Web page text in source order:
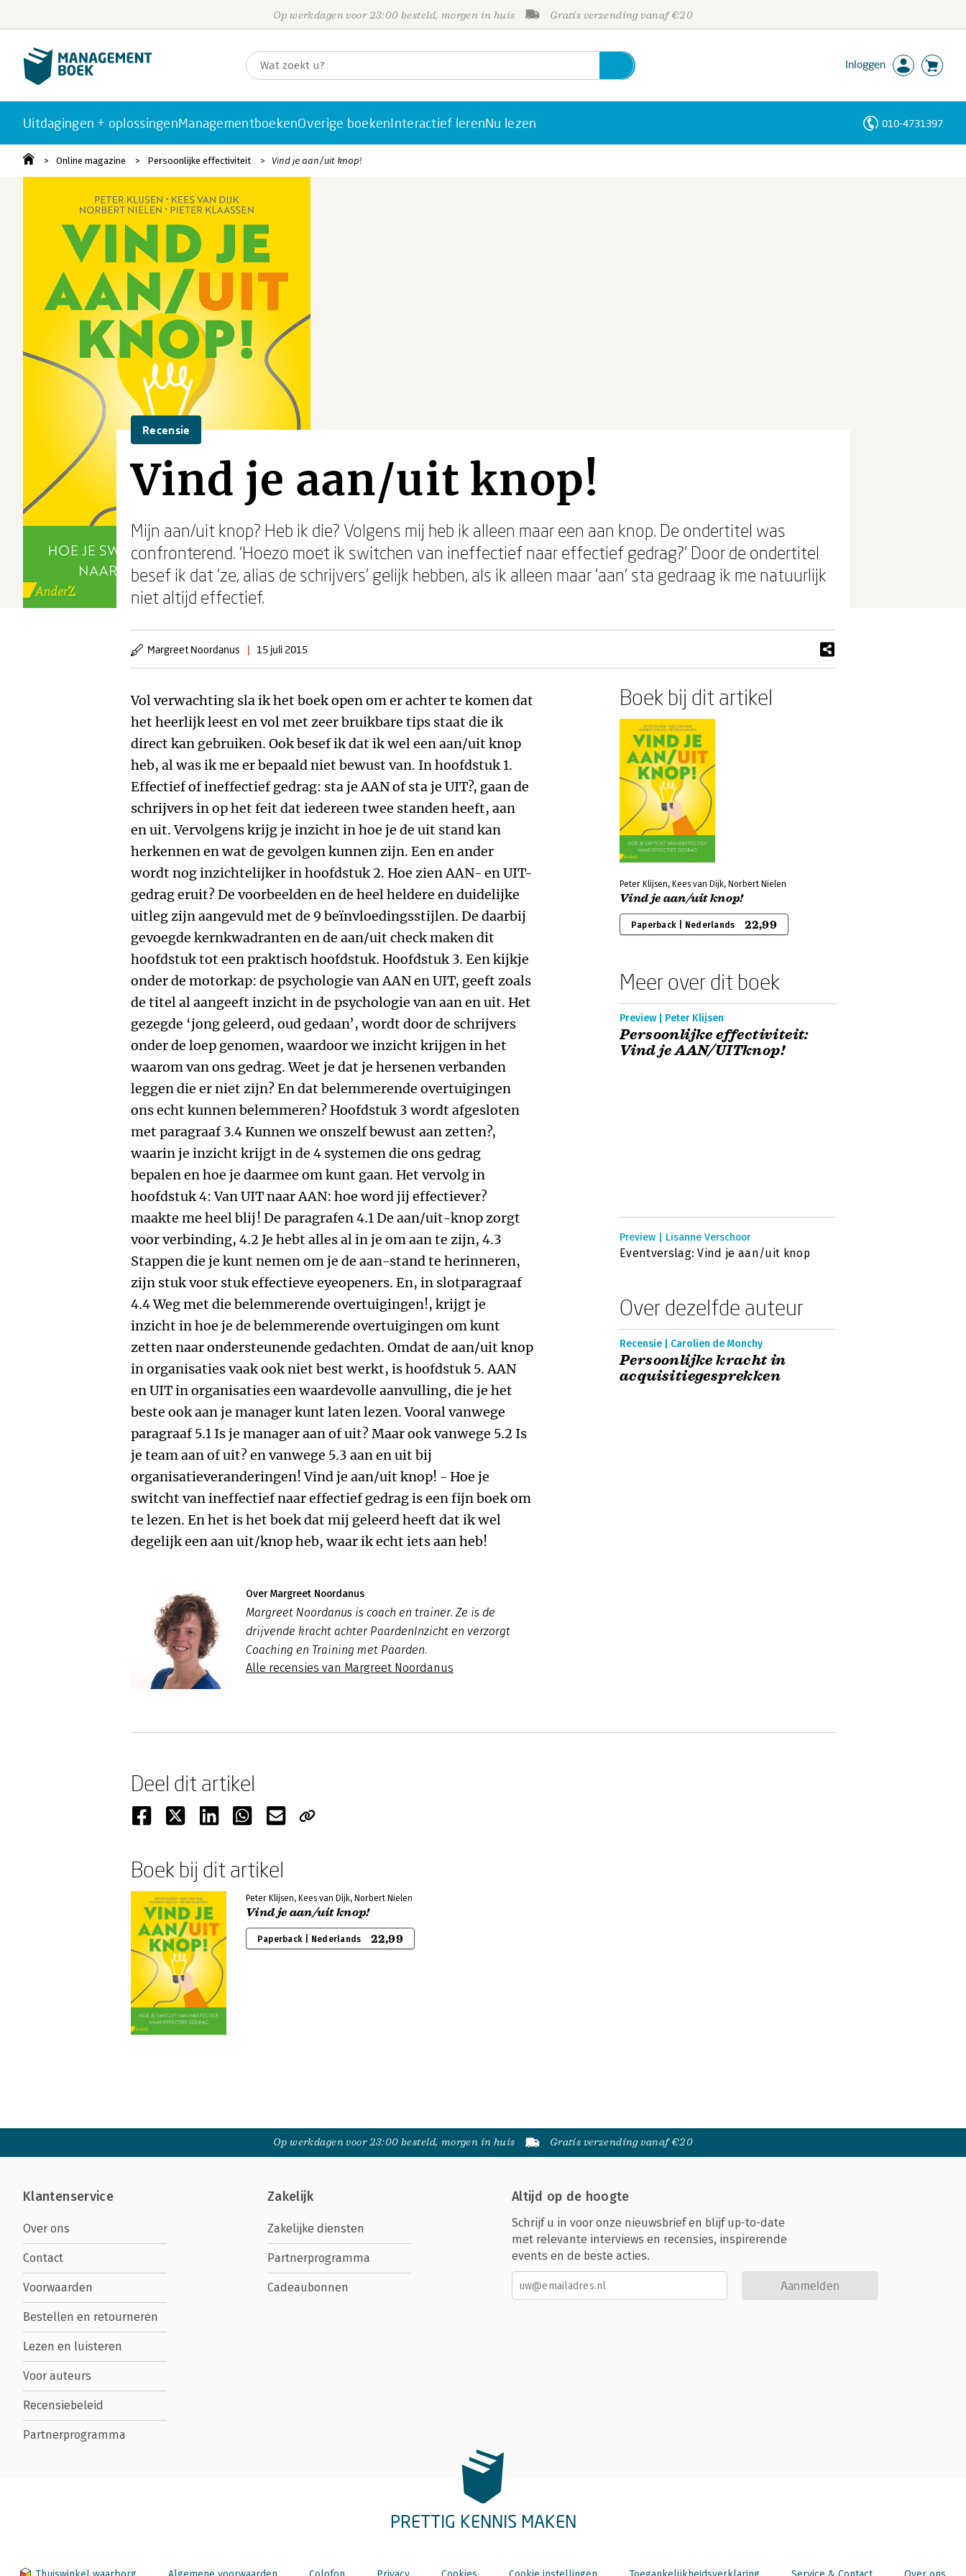
Op werkdagen voor 23:00 besteld, morgen in huis Gratis verzending vanaf €20
Inloggen
Uitdagingen + oplossingenManagementboekenOverige boekenInteractief lerenNu lezen 010-4731397
Online magazine Persoonlijke effectiviteit Vind je aan/uit knop!
Recensie
Vind je aan/uit knop!
Mijn aan/uit knop? Heb ik die? Volgens mij heb ik alleen maar een aan knop. De ondertitel was
confronterend. ‘Hoezo moet ik switchen van ineffectief naar effectief gedrag?’ Door de ondertitel
besef ik dat ‘ze, alias de schrijvers’ gelijk hebben, als ik alleen maar ‘aan’ sta gedraag ik me natuurlijk
niet altijd effectief.
Margreet Noordanus | 15 juli 2015
Vol verwachting sla ik het boek open om er achter te komen dat
het heerlijk leest en vol met zeer bruikbare tips staat die ik
direct kan gebruiken. Ook besef ik dat ik wel een aan/uit knop
heb, al was ik me er bepaald niet bewust van. In hoofdstuk 1.
Effectief of ineffectief gedrag: sta je AAN of sta je UIT?, gaan de
schrijvers in op het feit dat iedereen twee standen heeft, aan
en uit. Vervolgens krijg je inzicht in hoe je de uit stand kan
herkennen en wat de gevolgen kunnen zijn. Een en ander
wordt nog inzichtelijker in hoofdstuk 2. Hoe zien AAN- en UIT-
gedrag eruit? De voorbeelden en de heel heldere en duidelijke
uitleg zijn aangevuld met de 9 beïnvloedingsstijlen. De daarbij
gevoegde kernkwadranten en de aan/uit check maken dit
hoofdstuk tot een praktisch hoofdstuk. Hoofdstuk 3. Een kijkje
onder de motorkap: de psychologie van AAN en UIT, geeft zoals
de titel al aangeeft inzicht in de psychologie van aan en uit. Het
gezegde ‘jong geleerd, oud gedaan’, wordt door de schrijvers
onder de loep genomen, waardoor we inzicht krijgen in het
waarom van ons gedrag. Weet je dat je hersenen verbanden
leggen die er niet zijn? En dat belemmerende overtuigingen
ons echt kunnen belemmeren? Hoofdstuk 3 wordt afgesloten
met paragraaf 3.4 Kunnen we onszelf bewust aan zetten?,
waarin je inzicht krijgt in de 4 systemen die ons gedrag
bepalen en hoe je daarmee om kunt gaan. Het vervolg in
hoofdstuk 4: Van UIT naar AAN: hoe word jij effectiever?
maakte me heel blij! De paragrafen 4.1 De aan/uit-knop zorgt
voor verbinding, 4.2 Je hebt alles al in je om aan te zijn, 4.3
Stappen die je kunt nemen om je de aan-stand te herinneren,
zijn stuk voor stuk effectieve eyeopeners. En, in slotparagraaf
4.4 Weg met die belemmerende overtuigingen!, krijgt je
inzicht in hoe je de belemmerende overtuigingen om kunt
zetten naar ondersteunende gedachten. Omdat de aan/uit knop
in organisaties vaak ook niet best werkt, is hoofdstuk 5. AAN
en UIT in organisaties een waardevolle aanvulling, die je het
beste ook aan je manager kunt laten lezen. Vooral vanwege
paragraaf 5.1 Is je manager aan of uit? Maar ook vanwege 5.2 Is
je team aan of uit? en vanwege 5.3 aan en uit bij
organisatieveranderingen! Vind je aan/uit knop! - Hoe je
switcht van ineffectief naar effectief gedrag is een fijn boek om
te lezen. En het is het boek dat mij geleerd heeft dat ik wel
degelijk een aan uit/knop heb, waar ik echt iets aan heb!
Over Margreet Noordanus
Margreet Noordanus is coach en trainer. Ze is de
drijvende kracht achter PaardenInzicht en verzorgt
Coaching en Training met Paarden.
Alle recensies van Margreet Noordanus
Boek bij dit artikel
Peter Klijsen, Kees van Dijk, Norbert Nielen
Vind je aan/uit knop!
Paperback | Nederlands 22,99
Meer over dit boek
Preview | Peter Klijsen
Persoonlijke effectiviteit:
Vind je AAN/UITknop!
Preview | Lisanne Verschoor
Eventverslag: Vind je aan/uit knop
Over dezelfde auteur
Recensie | Carolien de Monchy
Persoonlijke kracht in
acquisitiegesprekken
Deel dit artikel
Boek bij dit artikel
Peter Klijsen, Kees van Dijk, Norbert Nielen
Vind je aan/uit knop!
Paperback | Nederlands 22,99
Op werkdagen voor 23:00 besteld, morgen in huis Gratis verzending vanaf €20
Klantenservice
Over ons
Contact
Voorwaarden
Bestellen en retourneren
Lezen en luisteren
Voor auteurs
Recensiebeleid
Partnerprogramma
Zakelijk
Zakelijke diensten
Partnerprogramma
Cadeaubonnen
Altijd op de hoogte
Schrijf u in voor onze nieuwsbrief en blijf up-to-date
met relevante interviews en recensies, inspirerende
events en de beste acties.
Aanmelden
PRETTIG KENNIS MAKEN
Personen